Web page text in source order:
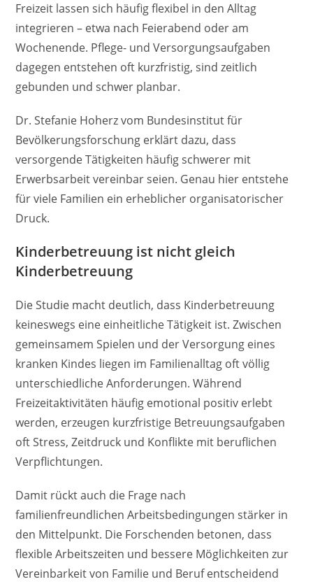
Freizeit lassen sich häufig flexibel in den Alltag
integrieren – etwa nach Feierabend oder am
Wochenende. Pflege- und Versorgungsaufgaben
dagegen entstehen oft kurzfristig, sind zeitlich
gebunden und schwer planbar.
Dr. Stefanie Hoherz vom Bundesinstitut für
Bevölkerungsforschung erklärt dazu, dass
versorgende Tätigkeiten häufig schwerer mit
Erwerbsarbeit vereinbar seien. Genau hier entstehe
für viele Familien ein erheblicher organisatorischer
Druck.
Kinderbetreuung ist nicht gleich
Kinderbetreuung
Die Studie macht deutlich, dass Kinderbetreuung
keineswegs eine einheitliche Tätigkeit ist. Zwischen
gemeinsamem Spielen und der Versorgung eines
kranken Kindes liegen im Familienalltag oft völlig
unterschiedliche Anforderungen. Während
Freizeitaktivitäten häufig emotional positiv erlebt
werden, erzeugen kurzfristige Betreuungsaufgaben
oft Stress, Zeitdruck und Konflikte mit beruflichen
Verpflichtungen.
Damit rückt auch die Frage nach
familienfreundlichen Arbeitsbedingungen stärker in
den Mittelpunkt. Die Forschenden betonen, dass
flexible Arbeitszeiten und bessere Möglichkeiten zur
Vereinbarkeit von Familie und Beruf entscheidend